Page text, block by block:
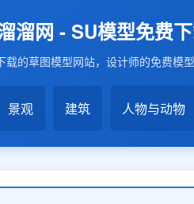
溜网 - SU模型免费
载的草图模型网站，设计师的免费模
景观 建筑 人物与动物